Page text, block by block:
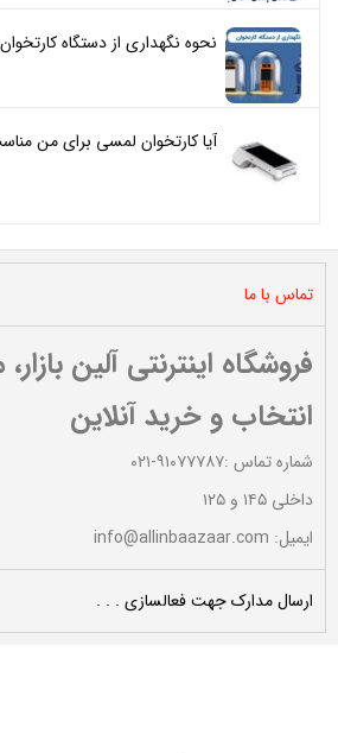
نحوه نگهداری از دستگاه کارتخوان
آیا کارتخوان لمسی برای من
تماس با ما
فروشگاه اینترنتی آلین
انتخاب و خرید آنلاین
شماره تماس :۹۱۰۷۷۷۸۷-۰۲۱
داخلی ۱۴۵ و ۱۲۵
ایمیل: info@allinbaazaar.com
ارسال مدارک جهت فعالسازی . . .